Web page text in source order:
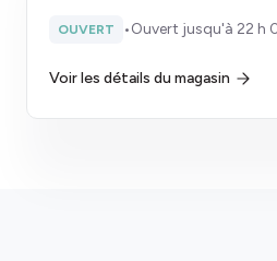
OUVERT •Ouvert jusqu'à 22 h
Voir les détails du magasin